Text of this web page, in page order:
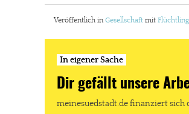
Veröffentlich in Gesellschaft mit
In eigener Sache
Dir gefällt unsere
meinesuedstadt.de finanziert sich